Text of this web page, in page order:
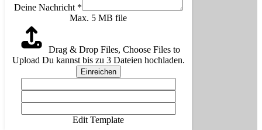
Deine Nachricht *
Max. 5 MB file
Drag & Drop Files, Choose Files to
Upload Du kannst bis zu 3 Dateien hochladen.
Einreichen
Edit Template